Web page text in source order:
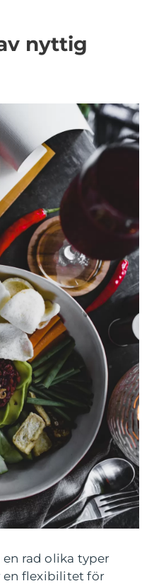
nyttig
rad olika typer
en flexibilitet för